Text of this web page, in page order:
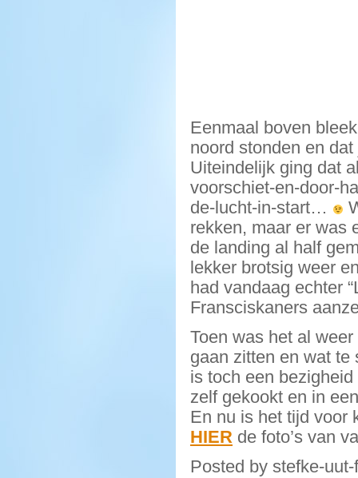
Eenmaal boven
noord stonden en
Uiteindelijk ging dat
voorschiet-en-door-
de-lucht-in-start…
rekken, maar er was
de landing al half
lekker brotsig weer
had vandaag echter
Fransciskaners
Toen was het al
gaan zitten en wat te
is toch een
zelf gekookt en in
En nu is het tijd voor
HIER de foto’s van
Posted by stefke-